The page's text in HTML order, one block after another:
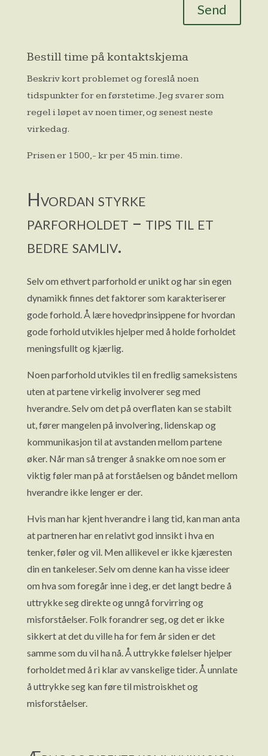
Send
Bestill time på kontaktskjema
Beskriv kort problemet og foreslå noen
tidspunkter for en førstetime. Jeg svarer som
regel i løpet av noen timer, og senest neste
virkedag.
Prisen er 1500,- kr per 45 min. time.
Hvordan styrke
parforholdet – tips til et
bedre samliv.
Selv om ethvert parforhold er unikt og har sin egen
dynamikk finnes det faktorer som karakteriserer
gode forhold. Å lære hovedprinsippene for hvordan
gode forhold utvikles hjelper med å holde forholdet
meningsfullt og kjærlig.
Noen parforhold utvikles til en fredlig sameksistens
uten at partene virkelig involverer seg med
hverandre. Selv om det på overflaten kan se stabilt
ut, fører mangelen på involvering, lidenskap og
kommunikasjon til at avstanden mellom partene
øker. Når man så trenger å snakke om noe som er
viktig føler man på at forståelsen og båndet mellom
hverandre ikke lenger er der.
Hvis man har kjent hverandre i lang tid, kan man anta
at partneren har en relativt god innsikt i hva en
tenker, føler og vil. Men allikevel er ikke kjæresten
din en tankeleser. Selv om denne kan ha visse ideer
om hva som foregår inne i deg, er det langt bedre å
uttrykke seg direkte og unngå forvirring og
misforståelser. Folk forandrer seg, og det er ikke
sikkert at det du ville ha for fem år siden er det
samme som du vil ha nå. Å uttrykke følelser hjelper
forholdet med å ri klar av vanskelige tider. Å unnlate
å uttrykke seg kan føre til mistroiskhet og
misforståelser.